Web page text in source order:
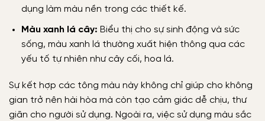
dụng làm màu nền trong các thiết kế.
Màu xanh lá cây: Biểu thị cho sự sinh động và sức
sống, màu xanh lá thường xuất hiện thông qua các
yếu tố tự nhiên như cây cối, hoa lá.
Sự kết hợp các tông màu này không chỉ giúp cho không
gian trở nên hài hòa mà còn tạo cảm giác dễ chịu, thư
giãn cho người sử dụng. Ngoài ra, việc sử dụng màu sắc